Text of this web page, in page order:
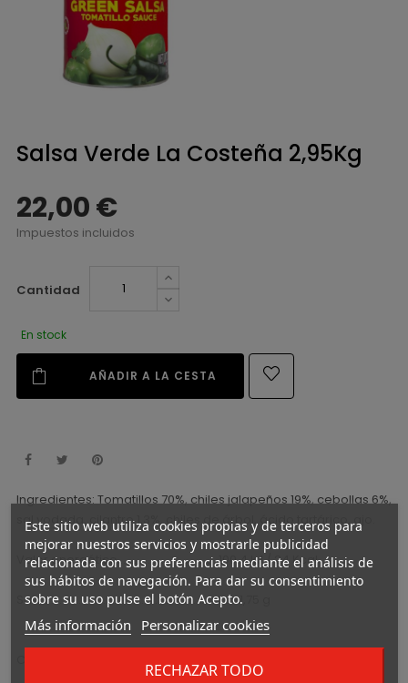
Salsa Verde La Costeña 2,95Kg
22,00 €
Impuestos incluidos
Cantidad
En stock
AÑADIR A LA CESTA
Ingredientes: Tomatillos 70%, chiles jalapeños 19%, cebollas 6%,
sal yodada, cilantro 1,3%, chiles de árbol, ácido tartárico, ajo.
Valor energético.................................... 100,4 kJ / 24 Kcal
Sal.......................................................................... 1,75 g
Este sitio web utiliza cookies propias y de terceros para
mejorar nuestros servicios y mostrarle publicidad
relacionada con sus preferencias mediante el análisis de
sus hábitos de navegación. Para dar su consentimiento
sobre su uso pulse el botón Acepto.
Más información Personalizar cookies
RECHAZAR TODO